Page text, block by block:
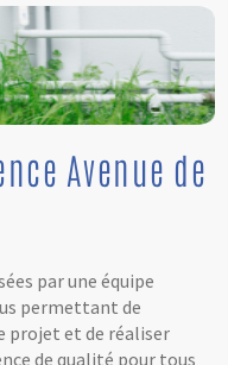
Avenue de
par une équipe
permettant de
projet et de réaliser
de qualité pour tous